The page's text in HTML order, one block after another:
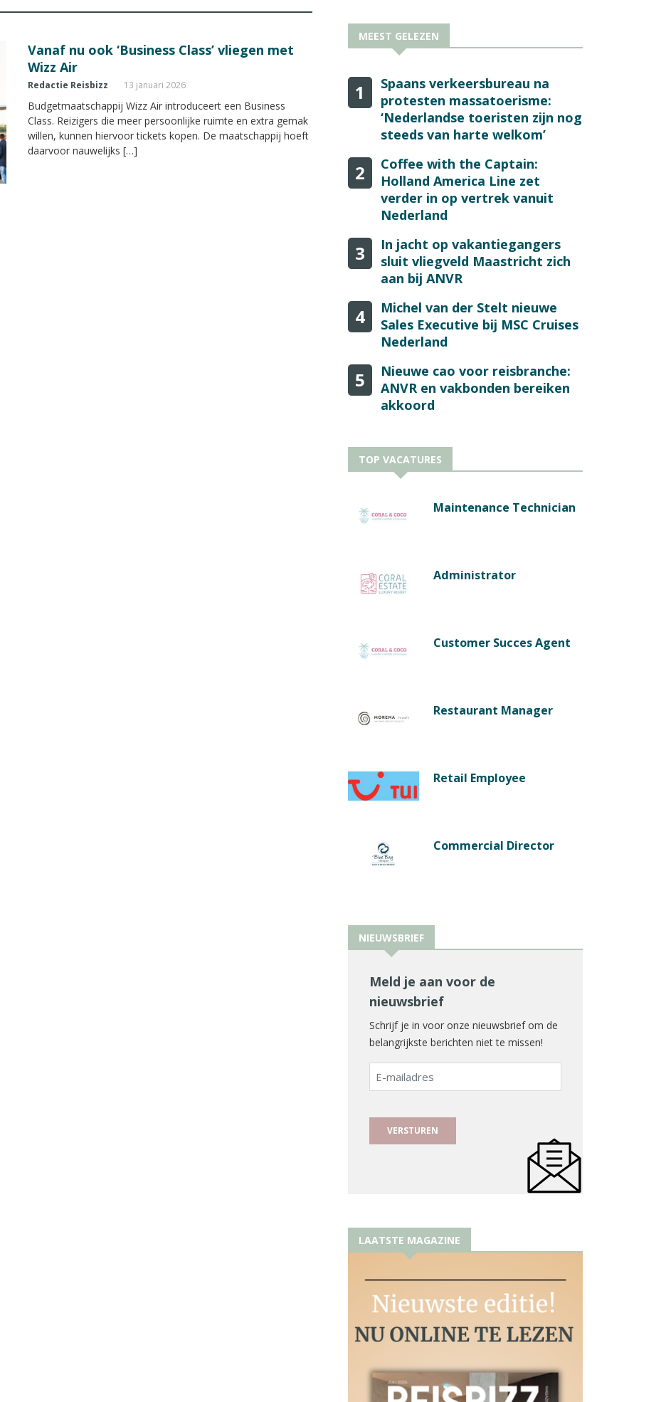
Vanaf nu ook ‘Business Class’ vliegen met
Wizz Air
Redactie Reisbizz 13 januari 2026
Budgetmaatschappij Wizz Air introduceert een Business
Class. Reizigers die meer persoonlijke ruimte en extra gemak
willen, kunnen hiervoor tickets kopen. De maatschappij hoeft
daarvoor nauwelijks […]
MEEST GELEZEN
1
Spaans verkeersbureau na
protesten massatoerisme:
‘Nederlandse toeristen zijn nog
steeds van harte welkom’
2
Coffee with the Captain:
Holland America Line zet
verder in op vertrek vanuit
Nederland
3
In jacht op vakantiegangers
sluit vliegveld Maastricht zich
aan bij ANVR
4
Michel van der Stelt nieuwe
Sales Executive bij MSC Cruises
Nederland
5
Nieuwe cao voor reisbranche:
ANVR en vakbonden bereiken
akkoord
TOP VACATURES
Maintenance Technician
Administrator
Customer Succes Agent
Restaurant Manager
Retail Employee
Commercial Director
NIEUWSBRIEF
Meld je aan voor de
nieuwsbrief
Schrijf je in voor onze nieuwsbrief om de
belangrijkste berichten niet te missen!
E-
mailadres
LAATSTE MAGAZINE